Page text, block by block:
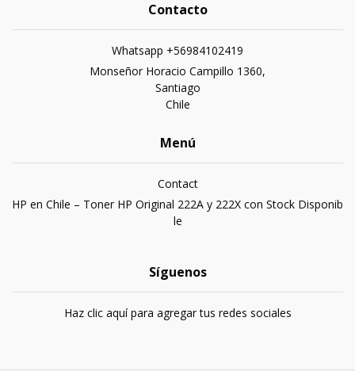
Contacto
Whatsapp +56984102419
Monseñor Horacio Campillo 1360,
Santiago
Chile
Menú
Contact
HP en Chile – Toner HP Original 222A y 222X con Stock Disponib
le
Síguenos
Haz clic aquí para agregar tus redes sociales